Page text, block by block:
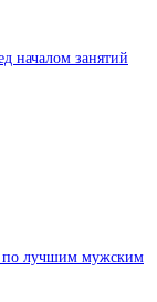
началом занятий
по лучшим мужским